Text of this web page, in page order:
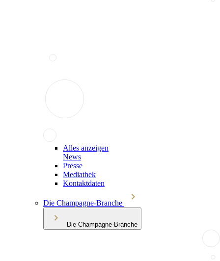
Alles anzeigen
News
Presse
Mediathek
Kontaktdaten
Die Champagne-Branche
Die Champagne-Branche